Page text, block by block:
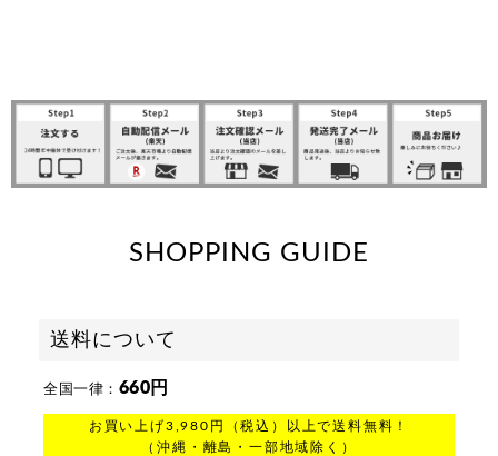
SHOPPING GUIDE
送料について
全国一律： 660円
お買い上げ3,980円（税込）以上で送料無料！
（沖縄・離島・一部地域除く）